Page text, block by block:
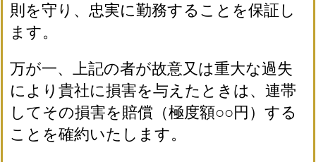
則を守り、忠実に勤務することを保証し
ます。
万が一、上記の者が故意又は重大な過失
により貴社に損害を与えたときは、連帯
してその損害を賠償（極度額○○円）する
ことを確約いたします。